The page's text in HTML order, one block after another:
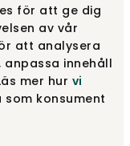
för att ge dig
av vår
att analysera
innehåll
mer hur vi
som konsument
7 920 kr
Få på lager